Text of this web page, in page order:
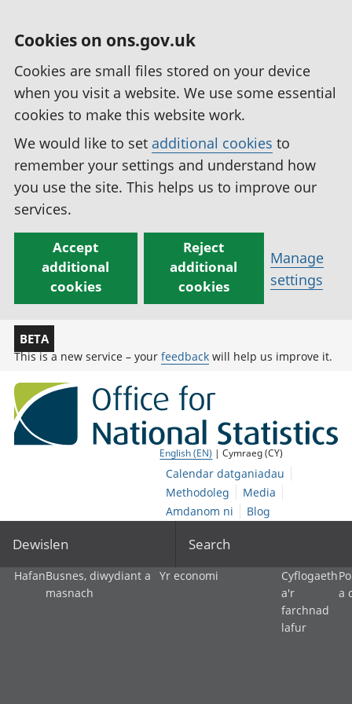
Cookies on ons.gov.uk
Cookies are small files stored on your device
when you visit a website. We use some essential
cookies to make this website work.
We would like to set additional cookies to
remember your settings and understand how
you use the site. This helps us to improve our
services.
Accept
additional
cookies
Reject
additional
cookies
Manage
settings
BETA
This is a new service – your feedback will help us improve it.
English (EN) | Cymraeg (CY)
Calendar datganiadau
Methodoleg
Media
Amdanom ni
Blog
Dewislen Search
HafanBusnes, diwydiant a
masnach
Yr economi
Cyflogaeth
a'r
farchnad
lafur
a